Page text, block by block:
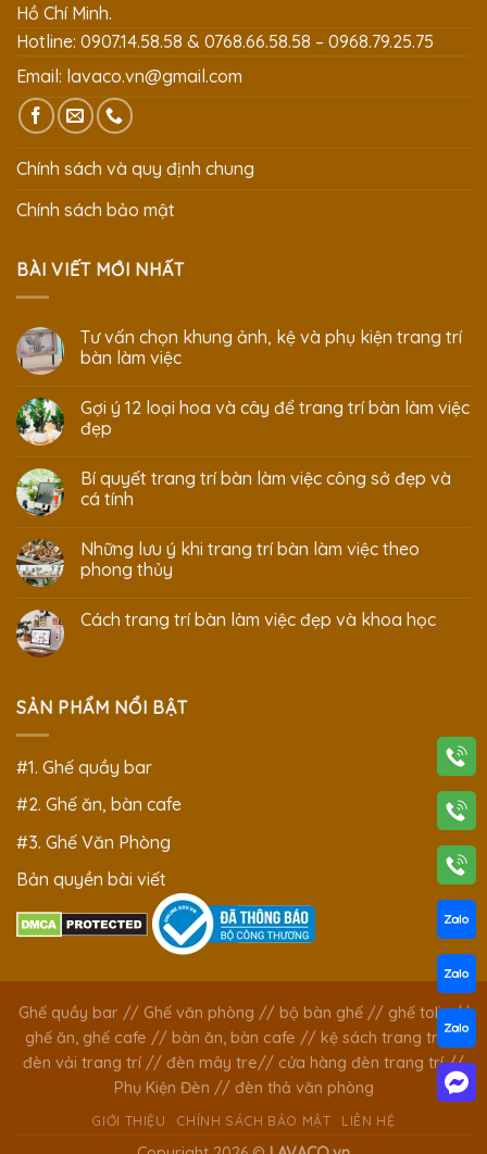
Hồ Chí Minh.
Hotline: 0907.14.58.58 & 0768.66.58.58 – 0968.79.25.75
Email: lavaco.vn@gmail.com
Chính sách và quy định chung
Chính sách bảo mật
BÀI VIẾT MỚI NHẤT
Tư vấn chọn khung ảnh, kệ và phụ kiện trang trí
bàn làm việc
Gợi ý 12 loại hoa và cây để trang trí bàn làm việc
đẹp
Bí quyết trang trí bàn làm việc công sở đẹp và
cá tính
Những lưu ý khi trang trí bàn làm việc theo
phong thủy
Cách trang trí bàn làm việc đẹp và khoa học
SẢN PHẨM NỔI BẬT
#1. Ghế quầy bar
#2. Ghế ăn, bàn cafe
#3. Ghế Văn Phòng
Bản quyền bài viết
Ghế quầy bar// Ghế văn phòng // bộ bàn ghế// ghế tolix//
ghế ăn, ghế cafe // bàn ăn, bàn cafe // kệ sách trang trí //
đèn vải trang trí // đèn mây tre// cửa hàng đèn trang trí//
Phụ Kiện Đèn // đèn thả văn phòng
GIỚI THIỆU CHÍNH SÁCH BẢO MẬT LIÊN HỆ